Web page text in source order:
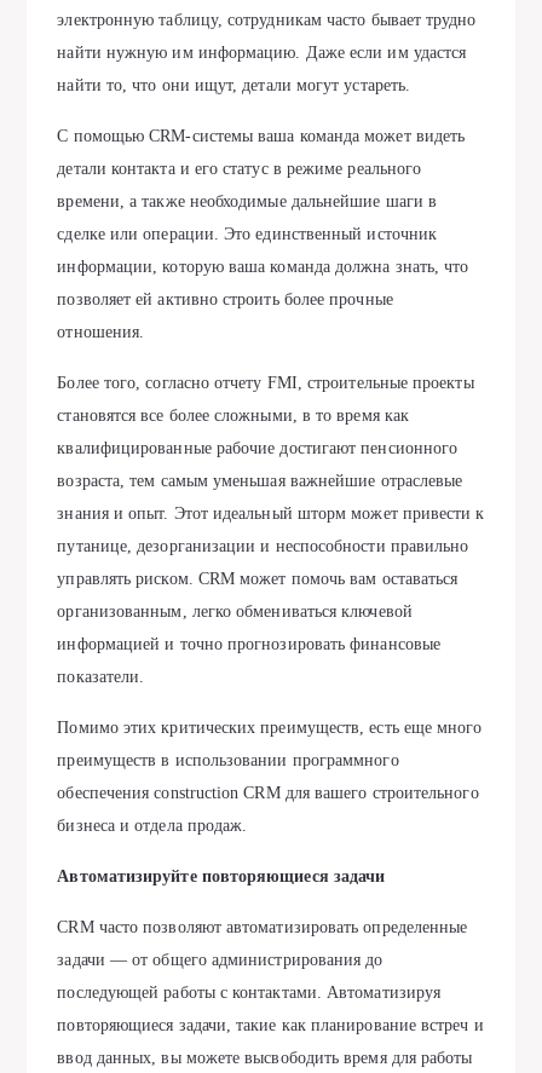
электронную таблицу, сотрудникам часто бывает трудно
найти нужную им информацию. Даже если им удастся
найти то, что они ищут, детали могут устареть.
С помощью CRM-системы ваша команда может видеть
детали контакта и его статус в режиме реального
времени, а также необходимые дальнейшие шаги в
сделке или операции. Это единственный источник
информации, которую ваша команда должна знать, что
позволяет ей активно строить более прочные
отношения.
Более того, согласно отчету FMI, строительные проекты
становятся все более сложными, в то время как
квалифицированные рабочие достигают пенсионного
возраста, тем самым уменьшая важнейшие отраслевые
знания и опыт. Этот идеальный шторм может привести к
путанице, дезорганизации и неспособности правильно
управлять риском. CRM может помочь вам оставаться
организованным, легко обмениваться ключевой
информацией и точно прогнозировать финансовые
показатели.
Помимо этих критических преимуществ, есть еще много
преимуществ в использовании программного
обеспечения construction CRM для вашего строительного
бизнеса и отдела продаж.
Автоматизируйте повторяющиеся задачи
CRM часто позволяют автоматизировать определенные
задачи — от общего администрирования до
последующей работы с контактами. Автоматизируя
повторяющиеся задачи, такие как планирование встреч и
ввод данных, вы можете высвободить время для работы